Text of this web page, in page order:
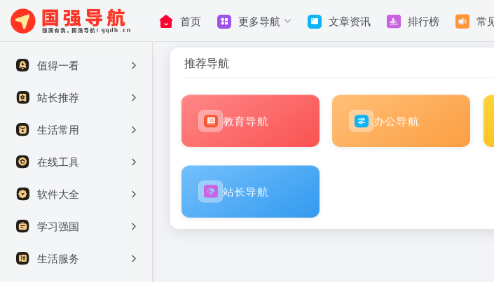
首页 更多导航 文章资讯 排行榜 常
值得一看
站长推荐
生活常用
在线工具
软件大全
学习强国
生活服务
推荐导航
教育导航 办公导航
站长导航